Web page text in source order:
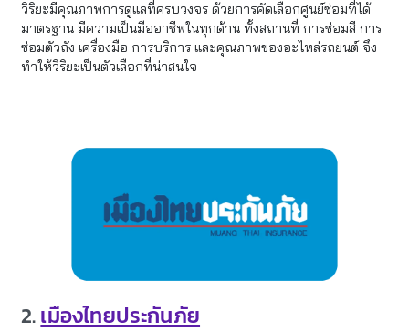
วิริยะมีคุณภาพการดูแลที่ครบวงจร ด้วยการคัดเลือกศูนย์ซ่อมที่ได้
มาตรฐาน มีความเป็นมืออาชีพในทุกด้าน ทั้งสถานที่ การซ่อมสี การ
ซ่อมตัวถัง เครื่องมือ การบริการ และคุณภาพของอะไหล่รถยนต์ จึง
ทำให้วิริยะเป็นตัวเลือกที่น่าสนใจ
2.เมืองไทยประกันภัย